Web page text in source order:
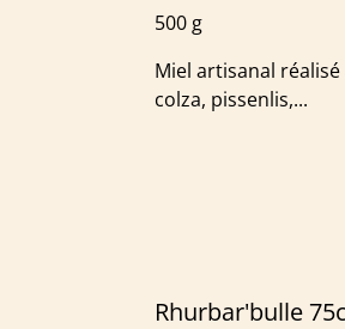
500 g
Miel artisanal
colza, pissenlis,...
Rhurbar'bulle